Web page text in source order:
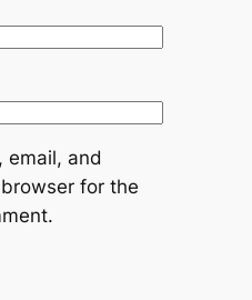
email, and
for the